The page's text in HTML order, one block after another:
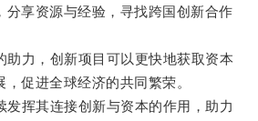
分享资源与经验，寻找跨国创新合作
力，创新项目可以更快地获取资本
促进全球经济的共同繁荣。
挥其连接创新与资本的作用，助力